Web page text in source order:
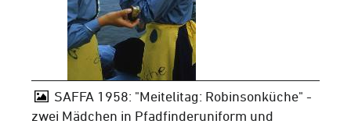
SAFFA 1958: "Meitelitag: Robinsonküche" -
zwei Mädchen in Pfadfinderuniform und